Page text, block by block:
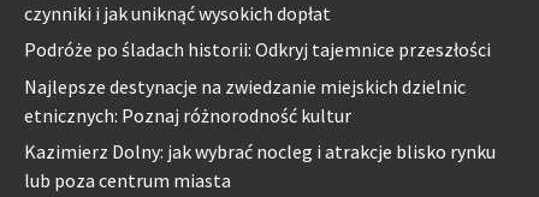
czynniki i jak uniknąć wysokich dopłat
Podróże po śladach historii: Odkryj tajemnice przeszłości
Najlepsze destynacje na zwiedzanie miejskich dzielnic
etnicznych: Poznaj różnorodność kultur
Kazimierz Dolny: jak wybrać nocleg i atrakcje blisko rynku
lub poza centrum miasta